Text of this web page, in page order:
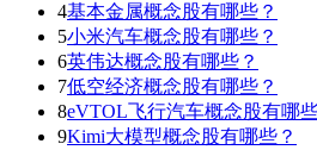
4基本金属概念股有哪些？
5小米汽车概念股有哪些？
6英伟达概念股有哪些？
7低空经济概念股有哪些？
8eVTOL飞行汽车概念股有哪
9Kimi大模型概念股有哪些？